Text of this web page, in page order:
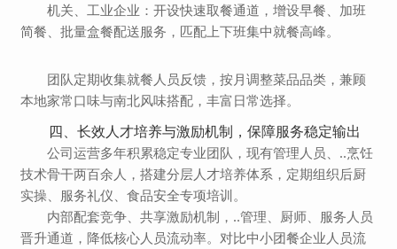
机关、工业企业 ：开设快速取餐通道，增设早餐、加班
简餐、批量盒餐配送服务，匹配上下班集中就餐高峰。
团队定期收集就餐人员反馈，按月调整菜品品类，兼顾
本地家常口味与南北风味搭配，丰富日常选择。
四、长效人才培养与激励机制，保障服务稳定输出
公司运营多年积累稳定专业团队，现有管理人员、..烹饪
技术骨干两百余人，搭建分层人才培养体系，定期组织后厨
实操、服务礼仪、食品安全专项培训。
内部配套竞争、共享激励机制，..管理、厨师、服务人员
晋升通道，降低核心人员流动率。对比中小团餐企业人员流